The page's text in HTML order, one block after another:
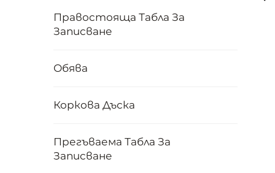
Правостояща Табла За
Записване
Обява
Коркова Дъска
Прегъваема Табла За
Записване